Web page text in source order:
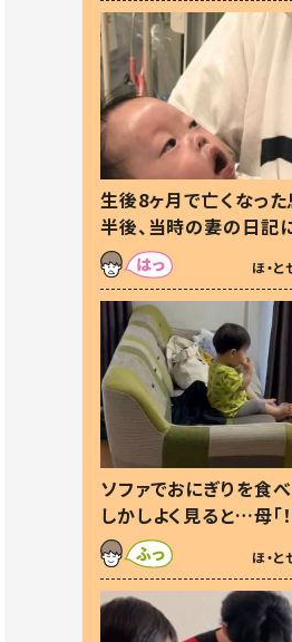
生後8ヶ月で亡くなっ
半後、当時の妻の日記
た本音とは
ほ・
ソファでおにぎりを食
しかしよく見ると…母「
察した母の投稿に「可愛
す！」「現行犯〜」
ほ・